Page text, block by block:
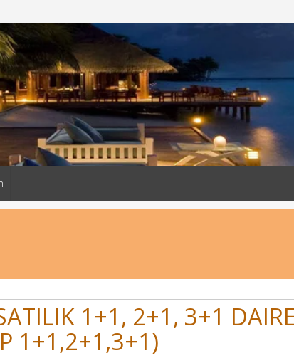
1+1, 2+1, 3+1